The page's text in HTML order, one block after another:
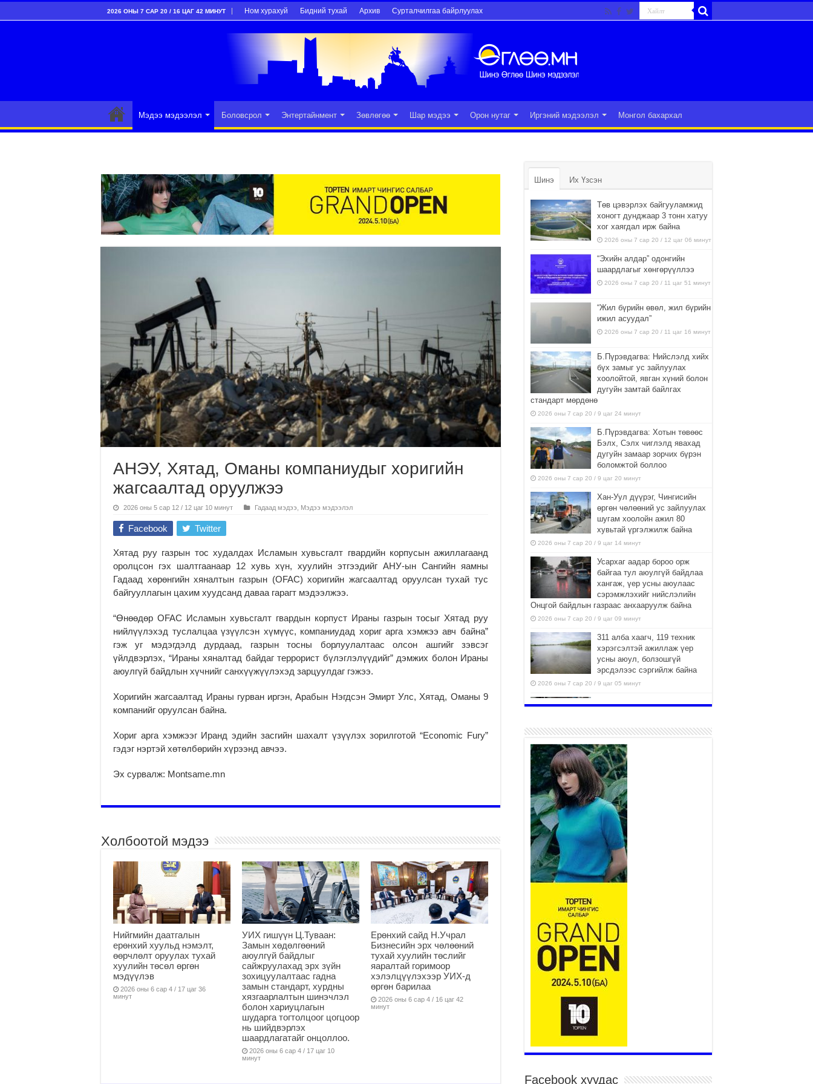
2026 ОНЫ 7 САР 20 / 16 ЦАГ 42 МИНУТ Ном хурахуй Бидний тухай Архив Сурталчилгаа байрлуулах
Мэдээ мэдээлэл Боловсрол Энтертайнмент Зөвлөгөө Шар мэдээ Орон нутаг Иргэний мэдээлэл Монгол бахархал
АНЭУ, Хятад, Оманы компаниудыг хоригийн
жагсаалтад оруулжээ
2026 оны 5 сар 12 / 12 цаг 10 минут Гадаад мэдээ Мэдээ мэдээлэл
Facebook Twitter
Хятад руу газрын тос худалдах Исламын хувьсгалт гвардийн корпусын ажиллагаанд
оролцсон гэх шалтгаанаар 12 хувь хүн, хуулийн этгээдийг АНУ-ын Сангийн яамны
Гадаад хөрөнгийн хяналтын газрын (OFAC) хоригийн жагсаалтад оруулсан тухай тус
байгууллагын цахим хуудсанд даваа гарагт мэдээлжээ.
“Өнөөдөр OFAC Исламын хувьсгалт гвардын корпуст Ираны газрын тосыг Хятад руу
нийлүүлэхэд туслалцаа үзүүлсэн хүмүүс, компаниудад хориг арга хэмжээ авч байна”
гэж уг мэдэгдэлд дурдаад, газрын тосны борлуулалтаас олсон ашгийг зэвсэг
үйлдвэрлэх, “Ираны хяналтад байдаг террорист бүлэглэлүүдийг” дэмжих болон Ираны
аюулгүй байдлын хүчнийг санхүүжүүлэхэд зарцуулдаг гэжээ.
Хоригийн жагсаалтад Ираны гурван иргэн, Арабын Нэгдсэн Эмирт Улс, Хятад, Оманы 9
компанийг оруулсан байна.
Хориг арга хэмжээг Иранд эдийн засгийн шахалт үзүүлэх зорилготой “Economic Fury”
гэдэг нэртэй хөтөлбөрийн хүрээнд авчээ.
Эх сурвалж: Montsame.mn
Холбоотой мэдээ
Нийгмийн даатгалын
ерөнхий хуульд нэмэлт,
өөрчлөлт оруулах тухай
хуулийн төсөл өргөн
мэдүүлэв
2026 оны 6 сар 4 / 17 цаг 36
минут
УИХ гишүүн Ц.Туваан:
Замын хөдөлгөөний
аюулгүй байдлыг
сайжруулахад эрх зүйн
зохицуулалтаас гадна
замын стандарт, хурдны
хязгаарлалтын шинэчлэл
болон хариуцлагын
шударга тогтолцоог цогцоор
нь шийдвэрлэх
шаардлагатайг онцоллоо.
2026 оны 6 сар 4 / 17 цаг 10
минут
Ерөнхий сайд Н.Учрал
Бизнесийн эрх чөлөөний
тухай хуулийн төслийг
яаралтай горимоор
хэлэлцүүлэхээр УИХ-д
өргөн барилаа
2026 оны 6 сар 4 / 16 цаг 42
минут
Шинэ Их Үзсэн
Төв цэвэрлэх байгууламжид
хоногт дунджаар 3 тонн хатуу
хог хаягдал ирж байна
2026 оны 7 сар 20 / 12 цаг 06 минут
“Эхийн алдар” одонгийн
шаардлагыг хөнгөрүүллээ
2026 оны 7 сар 20 / 11 цаг 51 минут
“Жил бүрийн өвөл, жил бүрийн
ижил асуудал”
2026 оны 7 сар 20 / 11 цаг 16 минут
Б.Пүрэвдагва: Нийслэлд хийх
бүх замыг ус зайлуулах
хоолойтой, явган хүний болон
дугуйн замтай байлгах
стандарт мөрдөнө
2026 оны 7 сар 20 / 9 цаг 24 минут
Б.Пүрэвдагва: Хотын төвөөс
Бэлх, Сэлх чиглэлд явахад
дугуйн замаар зорчих бүрэн
боломжтой боллоо
2026 оны 7 сар 20 / 9 цаг 20 минут
Хан-Уул дүүрэг, Чингисийн
өргөн чөлөөний ус зайлуулах
шугам хоолойн ажил 80
хувьтай үргэлжилж байна
2026 оны 7 сар 20 / 9 цаг 14 минут
Усархаг аадар бороо орж
байгаа тул аюулгүй байдлаа
хангаж, үер усны аюулаас
сэрэмжлэхийг нийслэлийн
Онцгой байдлын газраас анхааруулж байна
2026 оны 7 сар 20 / 9 цаг 09 минут
311 алба хаагч, 119 техник
хэрэгсэлтэй ажиллаж үер
усны аюул, болзошгүй
эрсдэлээс сэргийлж байна
2026 оны 7 сар 20 / 9 цаг 05 минут
Аяллаа зөв төлөвлөхийг
2026 оны 7 сар 16 / 11 цаг 50 минут
Үер усны болзошгүй аюулаас
сэргийлж, холбогдох
байгууллагууд өндөржүүлсэн
бэлэн байдалд ажиллаж байна
2026 оны 7 сар 15 / 13 цаг 06 минут
Монгол адууны үнэ цэнийг
дэлхийд сурталчлах “Дэлхийн
адууны өдөр”-т 15000 морьтон
оролцож байна
2026 оны 7 сар 15 / 11 цаг 51 минут
Шагайн харвааны насанд хүрэгчдийн багийн
шилдгүүд шалгарав
2026 оны 7 сар 15 / 11 цаг 45 минут
Үндэсний их баяр наадмын сур харвааны
шагналыг нийслэлийн Засаг дарга бөгөөд
Улаанбаатар хотын Захирагч Б.Пүрэвдагва
гардууллаа
2026 оны 7 сар 15 / 11 цаг 41 минут
Нийслэлийн Эрүүл мэндийн газраас 45 баг
иргэдэд тусламж, үйлчилгээ үзүүлж байна
2026 оны 7 сар 15 / 11 цаг 30 минут
Хүчит бөхийн барилдааны тавын даваа
үргэлжилж байна
Facebook хуудас